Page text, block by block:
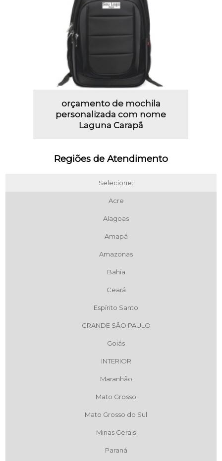
orçamento de mochila
personalizada com nome
Laguna Carapã
Regiões de Atendimento
Selecione:
Acre
Alagoas
Amapá
Amazonas
Bahia
Ceará
Espírito Santo
GRANDE SÃO PAULO
Goiás
INTERIOR
Maranhão
Mato Grosso
Mato Grosso do Sul
Minas Gerais
Paraná